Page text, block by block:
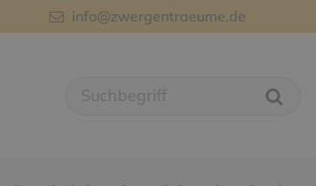
info@zwergentraeume.de